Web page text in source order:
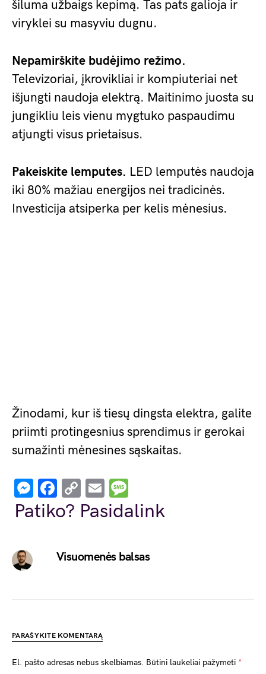
šiluma užbaigs kepimą. Tas pats galioja ir
viryklei su masyviu dugnu.
Nepamirškite budėjimo režimo.
Televizoriai, įkrovikliai ir kompiuteriai net
išjungti naudoja elektrą. Maitinimo juosta su
jungikliu leis vienu mygtuko paspaudimu
atjungti visus prietaisus.
Pakeiskite lemputes. LED lemputės naudoja
iki 80% mažiau energijos nei tradicinės.
Investicija atsiperka per kelis mėnesius.
Žinodami, kur iš tiesų dingsta elektra, galite
priimti protingesnius sprendimus ir gerokai
sumažinti mėnesines sąskaitas.
Messenger
Facebook
Copy
Link
Email
Patiko? Pasidalink
Visuomenės balsas
PARAŠYKITE KOMENTARĄ
El. pašto adresas nebus skelbiamas. Būtini laukeliai pažymėti *